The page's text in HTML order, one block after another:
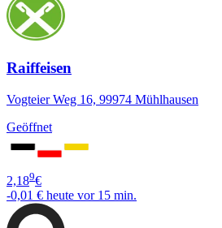
Raiffeisen
Vogteier Weg 16, 99974 Mühlhausen
Geöffnet
2,189€
-0,01 € heute vor 15 min.